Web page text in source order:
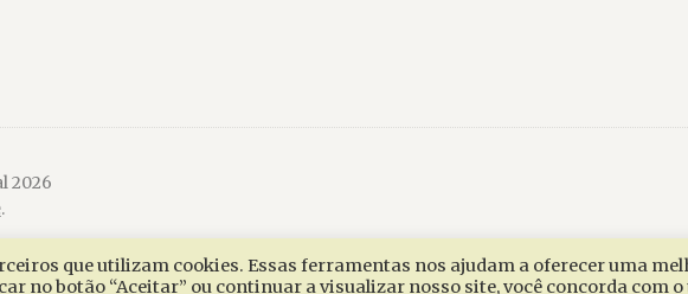
2026
.
que utilizam cookies. Essas ferramentas nos ajudam a oferecer uma
no botão “Aceitar” ou continuar a visualizar nosso site, você concorda com o